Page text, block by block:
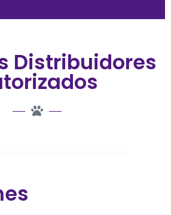
Distribuidores